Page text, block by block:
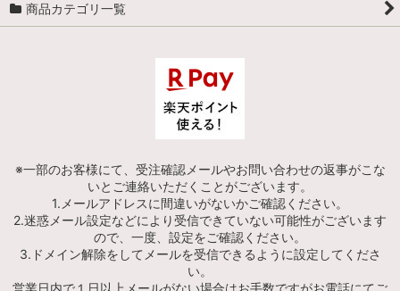
商品カテゴリ一覧
※一部のお客様にて、受注確認メールやお問い合わせの返事がこな
いとご連絡いただくことがございます。
1.メールアドレスに間違いがないかご確認ください。
2.迷惑メール設定などにより受信できていない可能性がございます
ので、一度、設定をご確認ください。
3.ドメイン解除をしてメールを受信できるように設定してくださ
い。
営業日内で１日以上メールがない場合はお手数ですがお電話にてご